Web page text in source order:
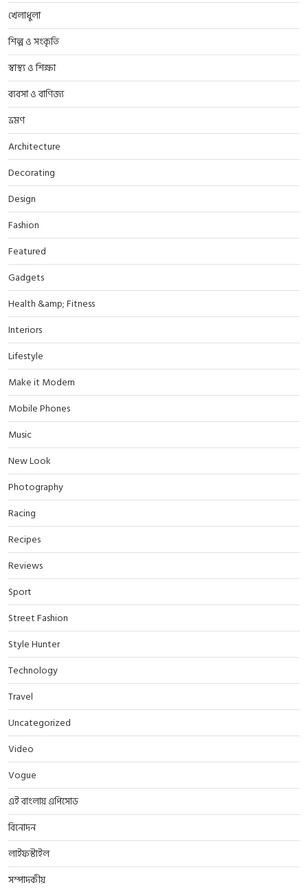
খেলাধুলা
শিল্প ও সংকৃতি
স্বাস্থ্য ও শিক্ষা
ব্যবসা ও বাণিজ্য
ভ্রমণ
Architecture
Decorating
Design
Fashion
Featured
Gadgets
Health &amp; Fitness
Interiors
Lifestyle
Make it Modern
Mobile Phones
Music
New Look
Photography
Racing
Recipes
Reviews
Sport
Street Fashion
Style Hunter
Technology
Travel
Uncategorized
Video
Vogue
এই বাংলায় এপিসোড
বিনোদন
লাইফস্টাইল
সম্পাদকীয়